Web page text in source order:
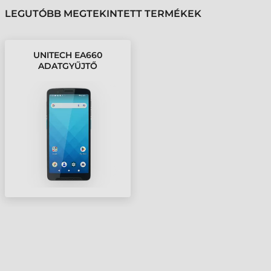
LEGUTÓBB MEGTEKINTETT TERMÉKEK
UNITECH EA660
ADATGYŰJTŐ